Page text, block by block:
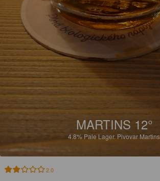
MARTINS 12°
4.8% Pale Lager. Pivovar
2.0